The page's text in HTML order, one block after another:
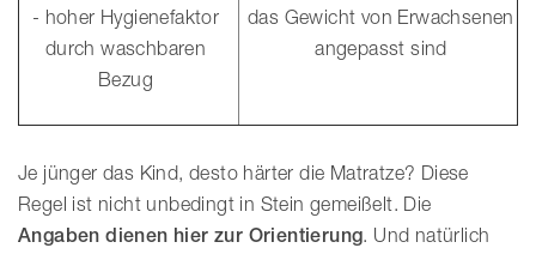
- hoher Hygienefaktor
durch waschbaren
Bezug
das Gewicht von Erwachsenen
angepasst sind
Je jünger das Kind, desto härter die Matratze? Diese
Regel ist nicht unbedingt in Stein gemeißelt. Die
Angaben dienen hier zur Orientierung . Und natürlich